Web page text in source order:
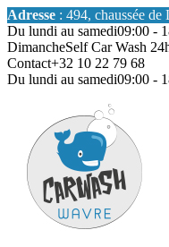
Adresse : 494, chaussée
Du lundi au samedi09:00 -
DimancheSelf Car Wash
Contact+32 10 22 79 68
Du lundi au samedi09:00 -